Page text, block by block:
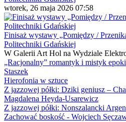
wtorek, 26 maja 2026 07:58
Finisaż wystawy „Pomiędzy /
Politechniki Gdańskiej
W Galerii Art Hol na Wydziale
„Racjonalny” romantyk i mistyk
Staszek
Hierofonia w sztuce
Z jazzowej półki: Dziki geniusz –
Magdalena Heyda-Usarewicz
Z jazzowej półki: Nonszalancki
Zachować boskość - Wojciech